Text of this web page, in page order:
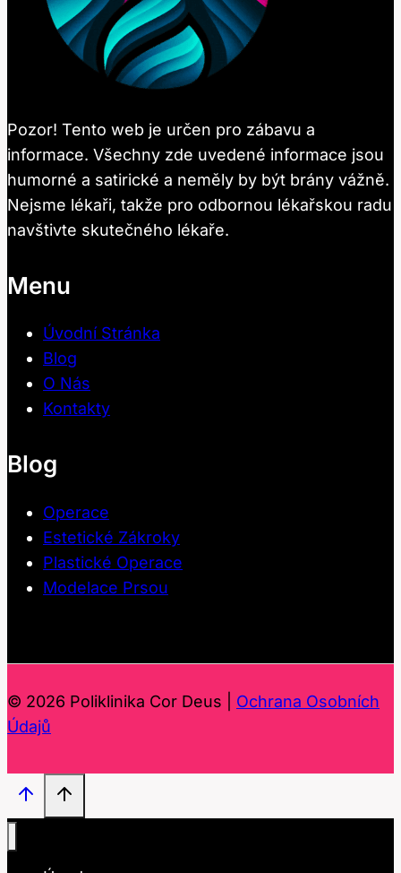
Pozor! Tento web je určen pro zábavu a
informace. Všechny zde uvedené informace jsou
humorné a satirické a neměly by být brány vážně.
Nejsme lékaři, takže pro odbornou lékařskou radu
navštivte skutečného lékaře.
Menu
Úvodní Stránka
Blog
O Nás
Kontakty
Blog
Operace
Estetické Zákroky
Plastické Operace
Modelace Prsou
© 2026 Poliklinika Cor Deus | Ochrana Osobních
Údajů